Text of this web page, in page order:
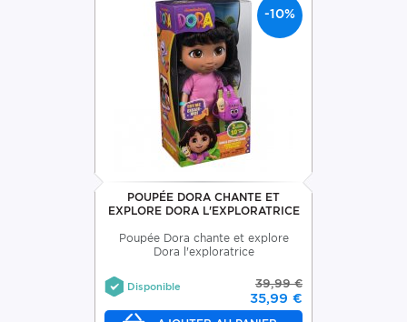
-10%
POUPÉE DORA CHANTE ET
EXPLORE DORA L'EXPLORATRICE
Poupée Dora chante et explore
Dora l'exploratrice
39,99 €
35,99 €
Disponible